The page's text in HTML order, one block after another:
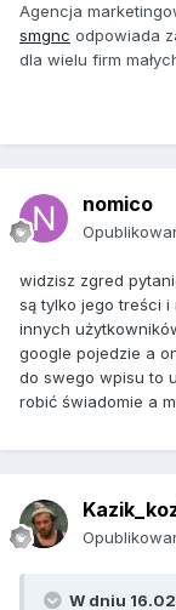
Agencja
smgnc odpowiada
dla wielu firm
nomico
widzisz zgred
są tylko jego treści
innych
google pojedzie a
do swego wpisu to
robić świadomie a
W dniu